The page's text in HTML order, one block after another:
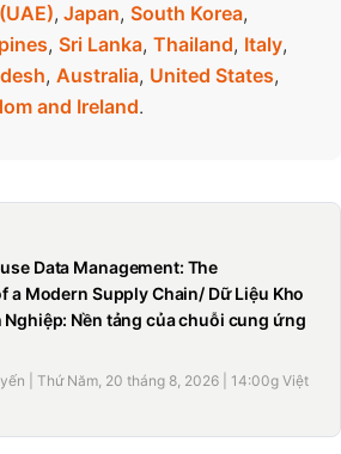
, Japan, South Korea,
, Sri Lanka, Thailand, Italy,
, Australia, United States,
and Ireland.
Data Management: The
a Modern Supply Chain/ Dữ Liệu Kho
Nghiệp: Nền tảng của chuỗi cung ứng
| Thứ Năm, 20 tháng 8, 2026 | 14:00g Việt